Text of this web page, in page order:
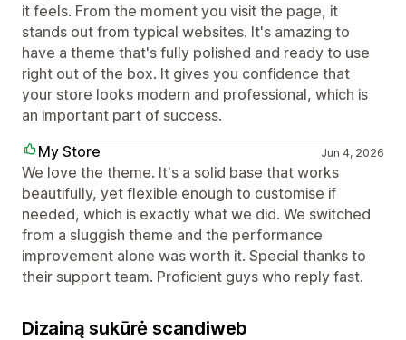
it feels. From the moment you visit the page, it
stands out from typical websites. It's amazing to
have a theme that's fully polished and ready to use
right out of the box. It gives you confidence that
your store looks modern and professional, which is
an important part of success.
My Store
Jun 4, 2026
We love the theme. It's a solid base that works
beautifully, yet flexible enough to customise if
needed, which is exactly what we did. We switched
from a sluggish theme and the performance
improvement alone was worth it. Special thanks to
their support team. Proficient guys who reply fast.
Dizainą sukūrė scandiweb